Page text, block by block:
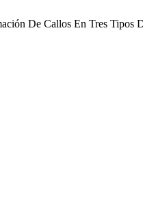
De Callos En Tres Tipos